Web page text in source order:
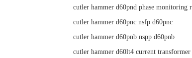
cutler hammer d60pnd phase monitoring
cutler hammer d60pnc nsfp d60pnc
cutler hammer d60pnb nspp d60pnb
cutler hammer d60lt4 current